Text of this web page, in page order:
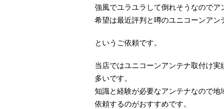
強風でユラユラして倒れそうなのでア
希望は最近評判と噂のユニコーンアン
というご依頼です。
当店ではユニコーンアンテナ取付け実
多いです。
知識と経験が必要なアンテナなので地
依頼するのがおすすめです。